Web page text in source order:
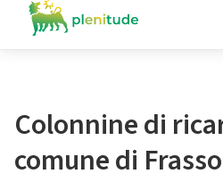
Colonnine di
comune di